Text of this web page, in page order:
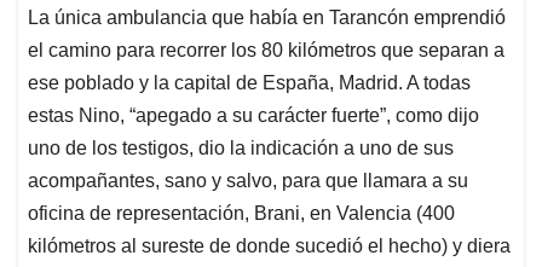
La única ambulancia que había en Tarancón emprendió
el camino para recorrer los 80 kilómetros que separan a
ese poblado y la capital de España, Madrid. A todas
estas Nino, “apegado a su carácter fuerte”, como dijo
uno de los testigos, dio la indicación a uno de sus
acompañantes, sano y salvo, para que llamara a su
oficina de representación, Brani, en Valencia (400
kilómetros al sureste de donde sucedió el hecho) y diera